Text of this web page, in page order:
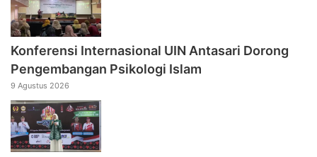
Konferensi Internasional UIN Antasari Dorong
Pengembangan Psikologi Islam
9 Agustus 2026